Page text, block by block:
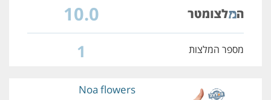
10.0
מספר המלצות 1
Noa flowers